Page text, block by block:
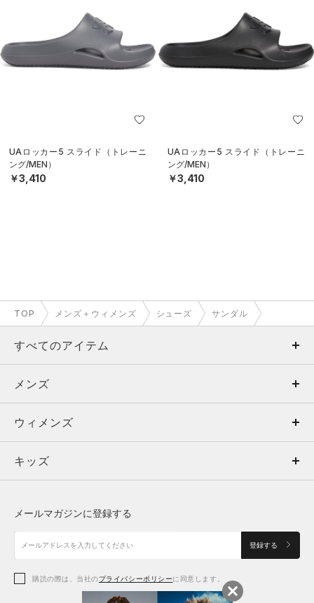
UAロッカー5 スライド（トレーニ
ング/MEN）
￥3,410
UAロッカー5 スライド（トレーニ
ング/MEN）
￥3,410
TOP メンズ＋ウィメンズ シューズ サンダル
すべてのアイテム
メンズ
ウィメンズ
キッズ
アクセサリー
メンズ
トップス
ボトムス
アクセサリー
ウィメンズ
トップス
シューズ
アクセサリー
キッズ
シューズ
メールマガジンに登録する
登録する
購読の際は、当社のプライバシーポリシーに同意します。